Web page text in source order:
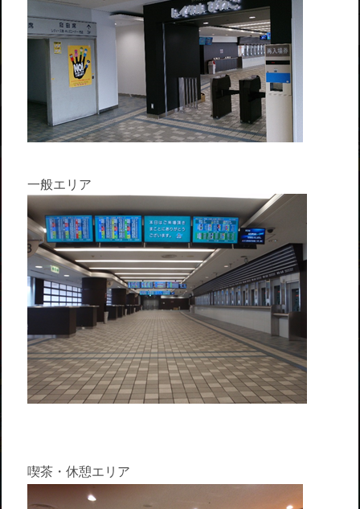
一般エリア
喫茶・休憩エリア